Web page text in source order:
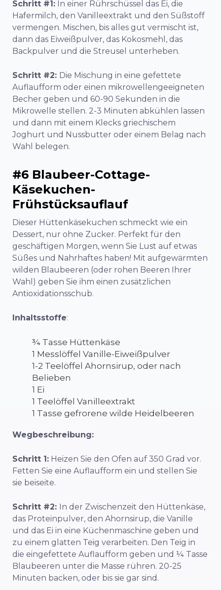
Schritt #1: In einer Rührschüssel das Ei, die
Hafermilch, den Vanilleextrakt und den Süßstoff
vermengen. Mischen, bis alles gut vermischt ist,
dann das Eiweißpulver, das Kokosmehl, das
Backpulver und die Streusel unterheben.
Schritt #2: Die Mischung in eine gefettete
Auflaufform oder einen mikrowellengeeigneten
Becher geben und 60-90 Sekunden in die
Mikrowelle stellen. 2-3 Minuten abkühlen lassen
und dann mit einem Klecks griechischem
Joghurt und Nussbutter oder einem Belag nach
Wahl belegen.
#6 Blaubeer-Cottage-
Käsekuchen-
Frühstücksauflauf
Dieser Hüttenkäsekuchen schmeckt wie ein
Dessert, nur ohne Zucker. Perfekt für den
geschäftigen Morgen, wenn Sie Lust auf etwas
Süßes und Nahrhaftes haben! Mit aufgewärmten
wilden Blaubeeren (oder rohen Beeren Ihrer
Wahl) geben Sie ihm einen zusätzlichen
Antioxidationsschub.
Inhaltsstoffe:
¾ Tasse Hüttenkäse
1 Messlöffel Vanille-Eiweißpulver
1-2 Teelöffel Ahornsirup, oder nach
Belieben
1 Ei
1 Teelöffel Vanilleextrakt
1 Tasse gefrorene wilde Heidelbeeren
Wegbeschreibung:
Schritt 1: Heizen Sie den Ofen auf 350 Grad vor.
Fetten Sie eine Auflaufform ein und stellen Sie
sie beiseite.
Schritt #2: In der Zwischenzeit den Hüttenkäse,
das Proteinpulver, den Ahornsirup, die Vanille
und das Ei in eine Küchenmaschine geben und
zu einem glatten Teig verarbeiten. Den Teig in
die eingefettete Auflaufform geben und ¼ Tasse
Blaubeeren unter die Masse rühren. 20-25
Minuten backen, oder bis sie gar sind.